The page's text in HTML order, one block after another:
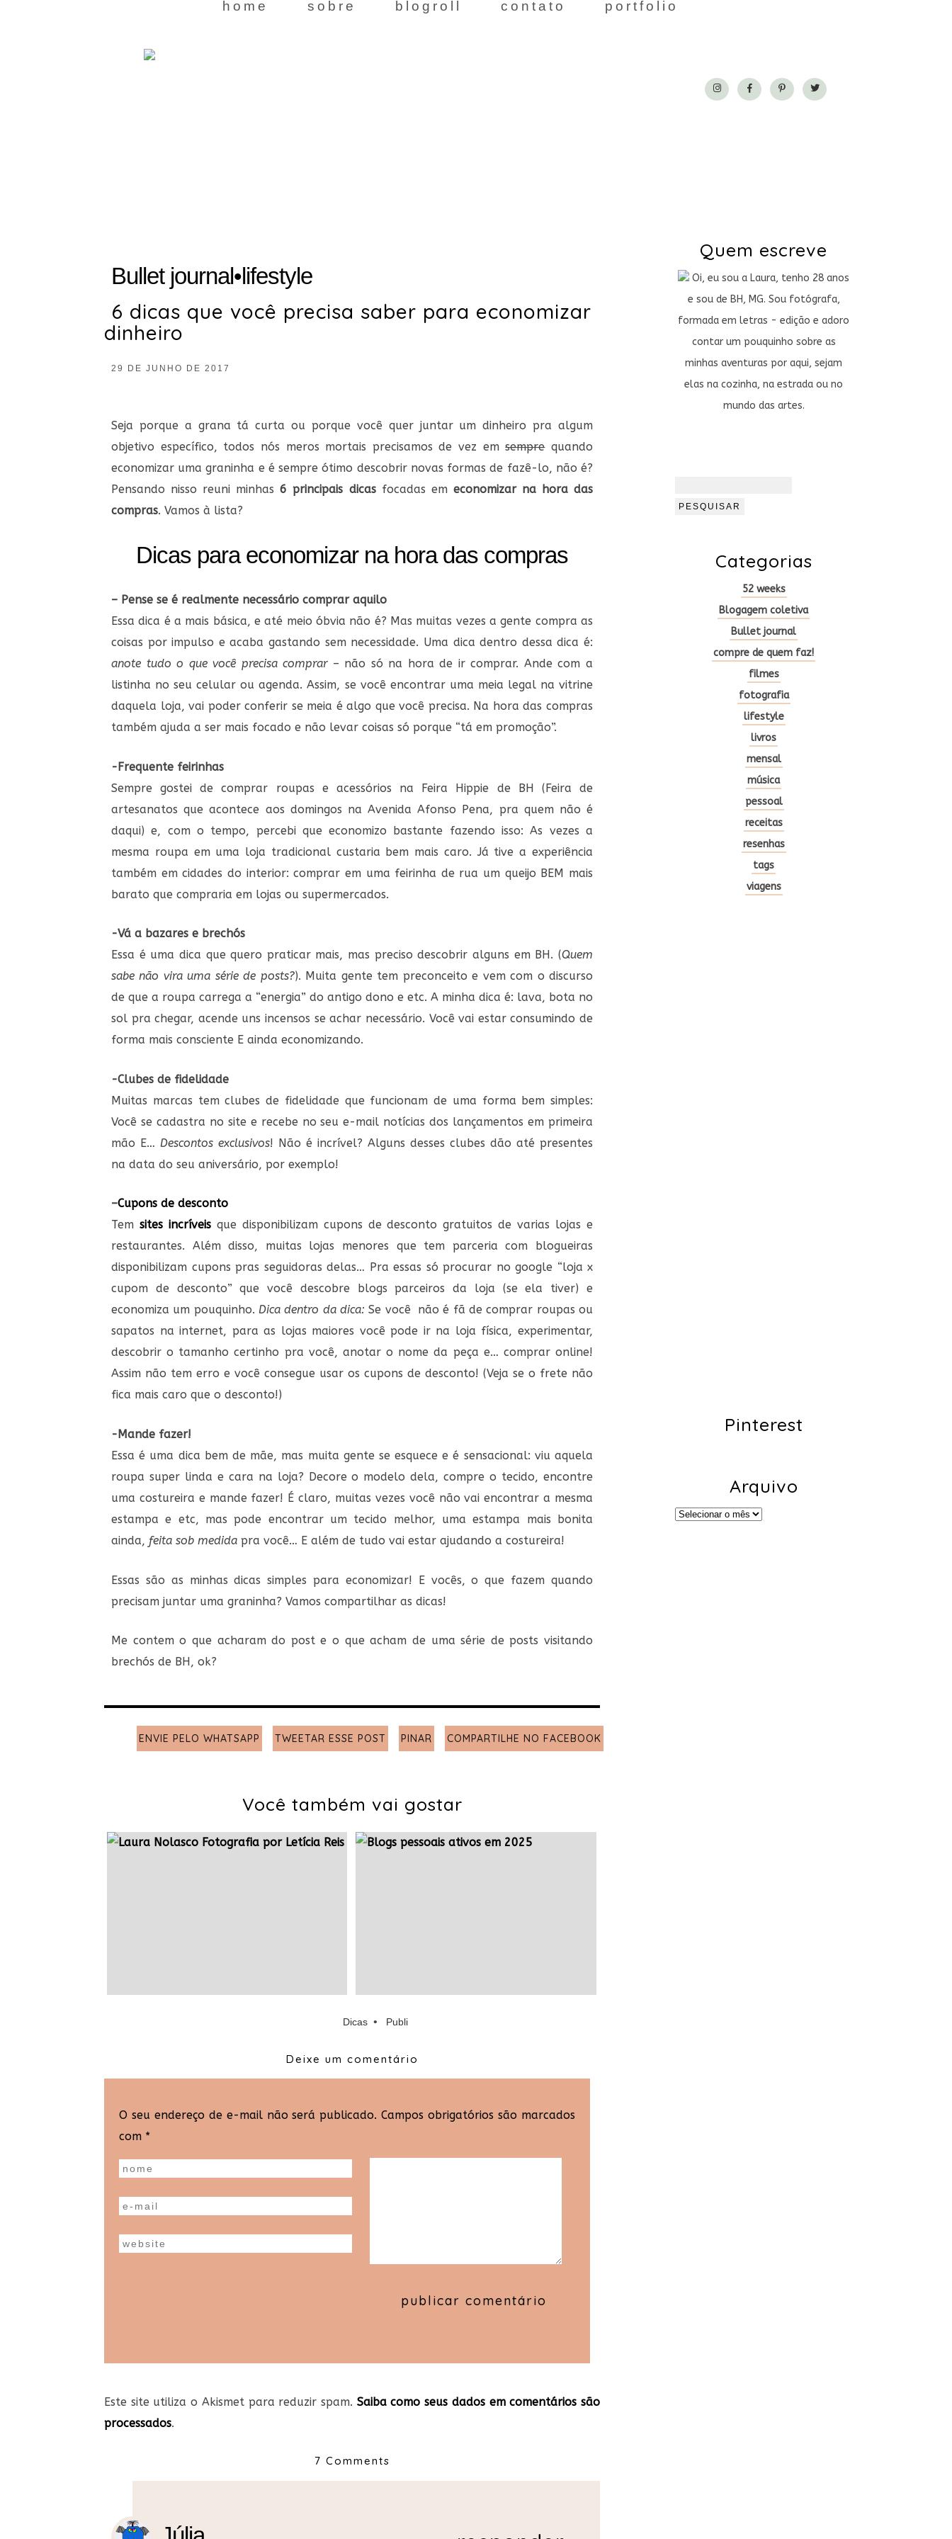
home sobre blogroll contato portfolio
Bullet journal•lifestyle
6 dicas que você precisa saber para economizar
dinheiro
29 DE JUNHO DE 2017
Seja porque a grana tá curta ou porque você quer juntar um dinheiro pra algum
objetivo específico, todos nós meros mortais precisamos de vez emsemprequando
economizar uma graninha e é sempre ótimo descobrir novas formas de fazê-lo, não é?
Pensando nisso reuni minhas6 principais dicas focadas em economizar na hora das
compras. Vamos à lista?
Dicas para economizar na hora das compras
– Pense se é realmente necessário comprar aquilo
Essa dica é a mais básica, e até meio óbvia não é? Mas muitas vezes a gente compra as
coisas por impulso e acaba gastando sem necessidade. Uma dica dentro dessa dica é:
anote tudo o que você precisa comprar– não só na hora de ir comprar. Ande com a
listinha no seu celular ou agenda. Assim, se você encontrar uma meia legal na vitrine
daquela loja, vai poder conferir se meia é algo que você precisa. Na hora das compras
também ajuda a ser mais focado e não levar coisas só porque “tá em promoção”.
-Frequente feirinhas
Sempre gostei de comprar roupas e acessórios na Feira Hippie de BH (Feira de
artesanatos que acontece aos domingos na Avenida Afonso Pena, pra quem não é
daqui) e, com o tempo, percebi que economizo bastante fazendo isso: As vezes a
mesma roupa em uma loja tradicional custaria bem mais caro. Já tive a experiência
também em cidades do interior: comprar em uma feirinha de rua um queijo BEM mais
barato que compraria em lojas ou supermercados.
-Vá a bazares e brechós
Essa é uma dica que quero praticar mais, mas preciso descobrir alguns em BH. (Quem
sabe não vira uma série de posts?). Muita gente tem preconceito e vem com o discurso
de que a roupa carrega a “energia” do antigo dono e etc. A minha dica é: lava, bota no
sol pra chegar, acende uns incensos se achar necessário. Você vai estar consumindo de
forma mais consciente E ainda economizando.
-Clubes de fidelidade
Muitas marcas tem clubes de fidelidade que funcionam de uma forma bem simples:
Você se cadastra no site e recebe no seu e-mail notícias dos lançamentos em primeira
mão E… Descontos exclusivos! Não é incrível? Alguns desses clubes dão até presentes
na data do seu aniversário, por exemplo!
–Cupons de desconto
Tem sites incríveisque disponibilizam cupons de desconto gratuitos de varias lojas e
restaurantes. Além disso, muitas lojas menores que tem parceria com blogueiras
disponibilizam cupons pras seguidoras delas… Pra essas só procurar no google “loja x
cupom de desconto” que você descobre blogs parceiros da loja (se ela tiver) e
economiza um pouquinho. Dica dentro da dica: Se você não é fã de comprar roupas ou
sapatos na internet, para as lojas maiores você pode ir na loja física, experimentar,
descobrir o tamanho certinho pra você, anotar o nome da peça e… comprar online!
Assim não tem erro e você consegue usar os cupons de desconto! (Veja se o frete não
fica mais caro que o desconto!)
-Mande fazer!
Essa é uma dica bem de mãe, mas muita gente se esquece e é sensacional: viu aquela
roupa super linda e cara na loja? Decore o modelo dela, compre o tecido, encontre
uma costureira e mande fazer! É claro, muitas vezes você não vai encontrar a mesma
estampa e etc, mas pode encontrar um tecido melhor, uma estampa mais bonita
ainda, feita sob medida pra você… E além de tudo vai estar ajudando a costureira!
Essas são as minhas dicas simples para economizar! E vocês, o que fazem quando
precisam juntar uma graninha? Vamos compartilhar as dicas!
Me contem o que acharam do post e o que acham de uma série de posts visitando
brechós de BH, ok?
ENVIE PELO WHATSAPP TWEETAR ESSE POST PINAR COMPARTILHE NO FACEBOOK
Você também vai gostar
Dicas • Publi
Deixe um comentário
O seu endereço de e-mail não será publicado. Campos obrigatórios são marcados
com *
Este site utiliza o Akismet para reduzir spam. Saiba como seus dados em comentários são
processados.
7 Comments
Quem escreve
Oi, eu sou a Laura, tenho 28 anos
e sou de BH, MG. Sou fotógrafa,
formada em letras - edição e adoro
contar um pouquinho sobre as
minhas aventuras por aqui, sejam
elas na cozinha, na estrada ou no
mundo das artes.
por:
Categorias
52 weeks
Blogagem coletiva
Bullet journal
compre de quem faz!
filmes
fotografia
lifestyle
livros
mensal
música
pessoal
receitas
resenhas
tags
viagens
Pinterest
Arquivo
Arquivo